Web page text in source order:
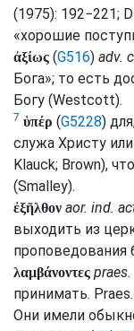
(1975): 192−221;
«хорошие
ἀξίως (G516) adv. с
Бога»; то есть
Богу (Westcott).
7 ὑπέρ (G5228)
служа Христу
Klauck; Brown),
(Smalley).
ἐξῆλθον aor. ind.
выходить из
проповедования
λαμβάνοντες praes.
принимать. Praes.
Они имели